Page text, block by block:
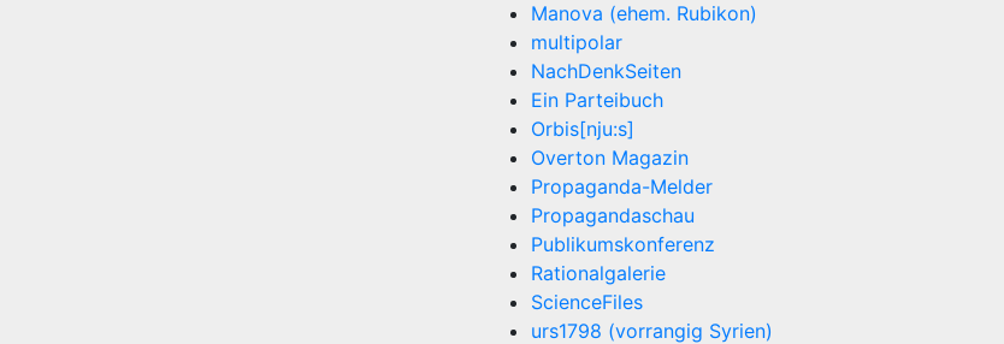
Manova (ehem. Rubikon)
multipolar
NachDenkSeiten
Ein Parteibuch
Orbis[nju:s]
Overton Magazin
Propaganda-Melder
Propagandaschau
Publikumskonferenz
Rationalgalerie
ScienceFiles
urs1798 (vorrangig Syrien)